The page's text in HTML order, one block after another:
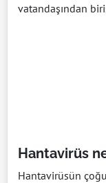
vatandaşından
Hantavirüs
Hantavirüsün